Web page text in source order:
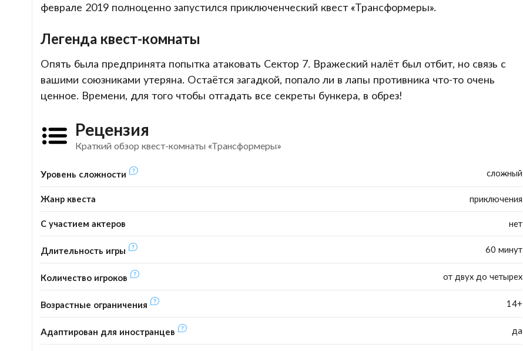
феврале 2019 полноценно запустился приключенческий квест «Трансформеры».
Легенда квест-комнаты
Опять была предпринята попытка атаковать Сектор 7. Вражеский налёт был отбит, но связь с
вашими союзниками утеряна. Остаётся загадкой, попало ли в лапы противника что-то очень
ценное. Времени, для того чтобы отгадать все секреты бункера, в обрез!
Рецензия
Краткий обзор квест-комнаты «Трансформеры»
Уровень сложности сложный
Жанр квеста приключения
С участием актеров нет
Длительность игры 60 минут
Количество игроков от двух до четырех
Возрастные ограничения 14+
Адаптирован для иностранцев да